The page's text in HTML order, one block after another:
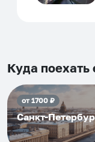
приезжать
Куда
от1700₽
Санкт-